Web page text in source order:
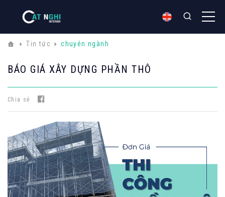
Tin tức chuyên ngành
BÁO GIÁ XÂY DỰNG PHẦN THÔ
Chia sẻ